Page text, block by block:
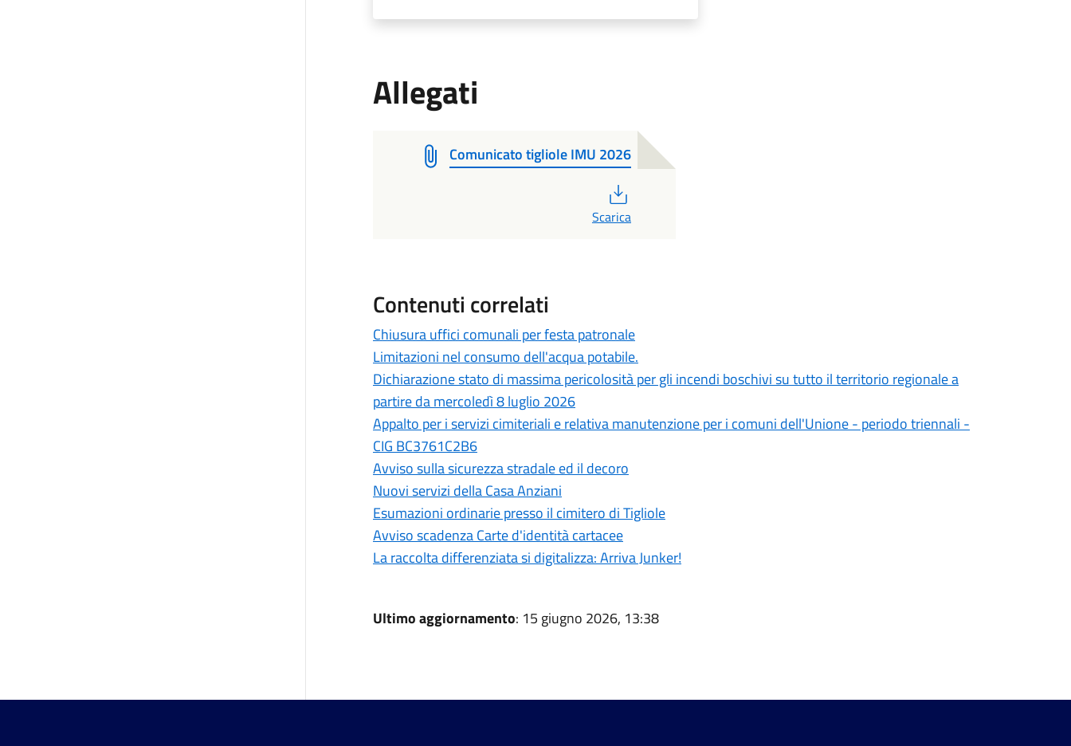
Allegati
Comunicato tigliole IMU 2026
Scarica
Contenuti correlati
Chiusura uffici comunali per festa patronale
Limitazioni nel consumo dell'acqua potabile.
Dichiarazione stato di massima pericolosità per gli incendi boschivi su tutto il territorio regionale a
partire da mercoledì 8 luglio 2026
Appalto per i servizi cimiteriali e relativa manutenzione per i comuni dell'Unione - periodo triennali -
CIG BC3761C2B6
Avviso sulla sicurezza stradale ed il decoro
Nuovi servizi della Casa Anziani
Esumazioni ordinarie presso il cimitero di Tigliole
Avviso scadenza Carte d'identità cartacee
La raccolta differenziata si digitalizza: Arriva Junker!
Ultimo aggiornamento: 15 giugno 2026, 13:38